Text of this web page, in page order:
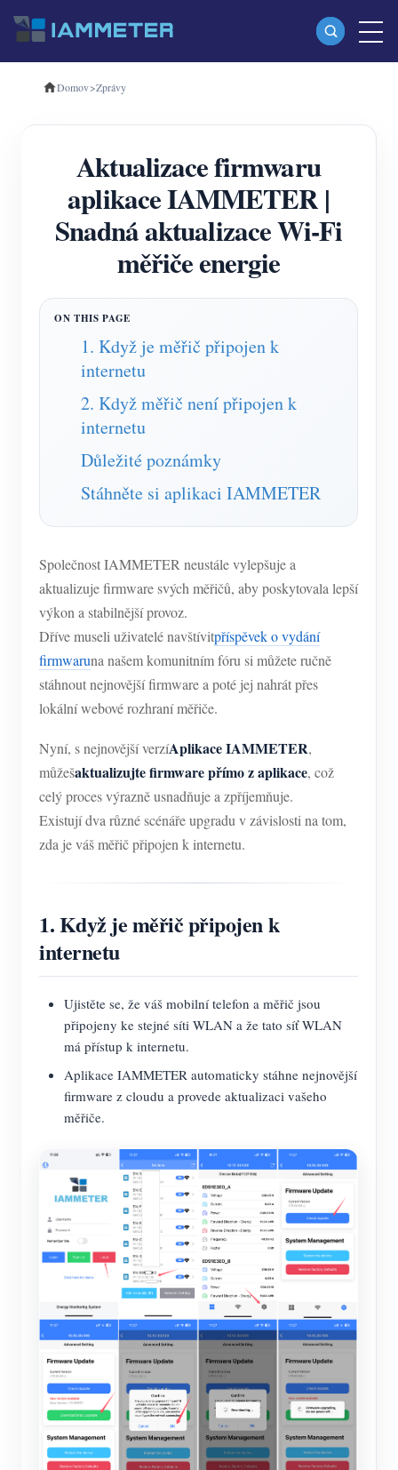
produkty
Třífázový Wi-Fi měřič energie (WEM3080T)
Třífázový Wi-Fi měřič energie (WEM3046T)
Třífázový Wi-Fi měřič energie (WEM3050T)
WiFi Power Controller
IAMMETER Cloud Pro
Samoobslužná hostingová služba
Nabíječka EV
Simulátor IAMMETER
Virtuální měřič
Systém energetického předpovídání a simulace
Monitor spotřeby elektřiny
Řídicí systém PV ohřívače
Automatizace domácnosti
Tovární energetické monitorování
Zdroje
Rychlý start produktu
Dokument
Výukové video
Zprávy
Blogy
Společenství
Přispěvatelský program
Příspěvek obsahu
Body odměn
Fórum
Vývojář
Prozkoumat
Kontakt
O nás
Domov>Zprávy
Aktualizace firmwaru
aplikace IAMMETER |
Snadná aktualizace Wi-Fi
měřiče energie
1. Když je měřič připojen k
internetu
2. Když měřič není připojen k
internetu
Důležité poznámky
Stáhněte si aplikaci IAMMETER
Společnost IAMMETER neustále vylepšuje a
aktualizuje firmware svých měřičů, aby poskytovala lepší
výkon a stabilnější provoz.
Dříve museli uživatelé navštívitpříspěvek o vydání
firmwaruna našem komunitním fóru si můžete ručně
stáhnout nejnovější firmware a poté jej nahrát přes
lokální webové rozhraní měřiče.
Nyní, s nejnovější verzíAplikace IAMMETER,
můžešaktualizujte firmware přímo z aplikace, což
celý proces výrazně usnadňuje a zpříjemňuje.
Existují dva různé scénáře upgradu v závislosti na tom,
zda je váš měřič připojen k internetu.
1. Když je měřič připojen k
internetu
Ujistěte se, že váš mobilní telefon a měřič jsou
připojeny ke stejné síti WLAN a že tato síť WLAN
má přístup k internetu.
Aplikace IAMMETER automaticky stáhne nejnovější
firmware z cloudu a provede aktualizaci vašeho
měřiče.